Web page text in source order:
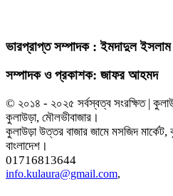
ভারপ্রাপ্ত সম্পাদক : ইমদাদুল ইসলাম
সম্পাদক ও প্রকাশক: জাফর আহমদ
© ২০১৪ - ২০২৫ সর্বস্বত্ব সংরক্ষিত |
কুলাউড়া, মৌলভীবাজার।
কুলাউড়া উত্তর বাজার জামে মসজিদ
বাংলাদেশ।
01716813644
info.kulaura@gmail.com,